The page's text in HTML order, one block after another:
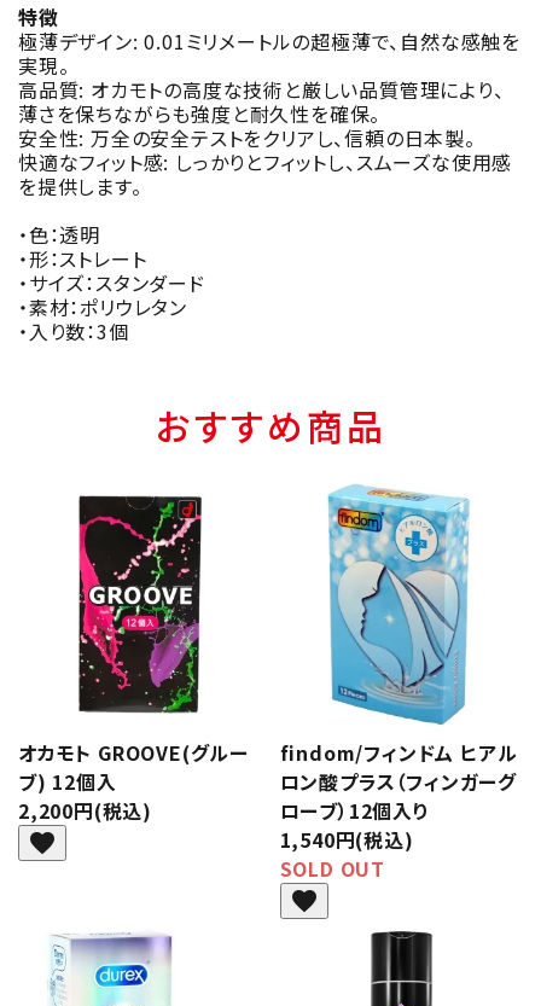
特徴
極薄デザイン: 0.01ミリメートルの超極薄で、自然な感触を
実現。
高品質: オカモトの高度な技術と厳しい品質管理により、
薄さを保ちながらも強度と耐久性を確保。
安全性: 万全の安全テストをクリアし、信頼の日本製。
快適なフィット感: しっかりとフィットし、スムーズな使用感
を提供します。
・色：透明
・形：ストレート
・サイズ：スタンダード
・素材：ポリウレタン
・入り数：3個
おすすめ商品
オカモト GROOVE(グルー
ブ) 12個入
2,200円(税込)
favorite
findom/フィンドム ヒアル
ロン酸プラス（フィンガーグ
ローブ）12個入り
1,540円(税込)
SOLD OUT
favorite